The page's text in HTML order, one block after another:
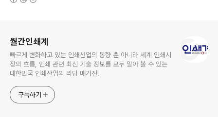
월간인쇄계
빠르게 변화하고 있는 인쇄산업의 동향 뿐 아니라 세계 인쇄시
장의 흐름, 인쇄 관련 최신 기술 정보를 모두 알아 볼 수 있는
대한민국 인쇄산업의 리딩 매거진!
구독하기